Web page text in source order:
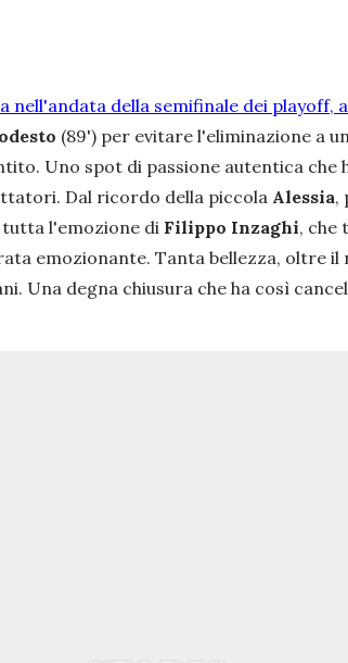
nell'andata della semifinale dei playoff,
(89') per evitare l'eliminazione a
Uno spot di passione autentica
Dal ricordo della piccola Alessia,
l'emozione di Filippo Inzaghi, che
emozionante. Tanta bellezza, oltre
Una degna chiusura che ha così